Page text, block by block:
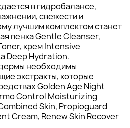
в гидробалансе,
свежести и
лучшим комплектом станет
пенка Gentle Cleanser,
крем Intensive
Deep Hydration.
необходимы
экстракты, которые
Golden Age Night
Control Moisturizing
Skin, Propioguard
Cream, Renew Skin Recover